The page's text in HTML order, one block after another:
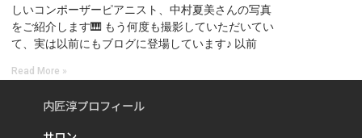
しいコンポーザーピアニスト、中村夏美さんの写真
をご紹介します🎹 もう何度も撮影していただいてい
て、実は以前にもブログに登場しています♪ 以前
Read More »
内匠淳プロフィール